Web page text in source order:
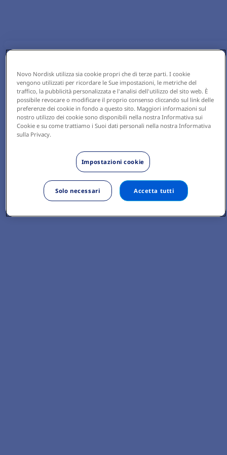
Novo Nordisk utilizza sia cookie propri che di terze parti. I cookie
vengono utilizzati per ricordare le Sue impostazioni, le metriche del
traffico, la pubblicità personalizzata e l'analisi dell'utilizzo del sito web. È
possibile revocare o modificare il proprio consenso cliccando sul link delle
preferenze dei cookie in fondo a questo sito. Maggiori informazioni sul
nostro utilizzo dei cookie sono disponibili nella nostra Informativa sui
Cookie e su come trattiamo i Suoi dati personali nella nostra Informativa
sulla Privacy.
Impostazioni cookie
Solo necessari Accetta tutti